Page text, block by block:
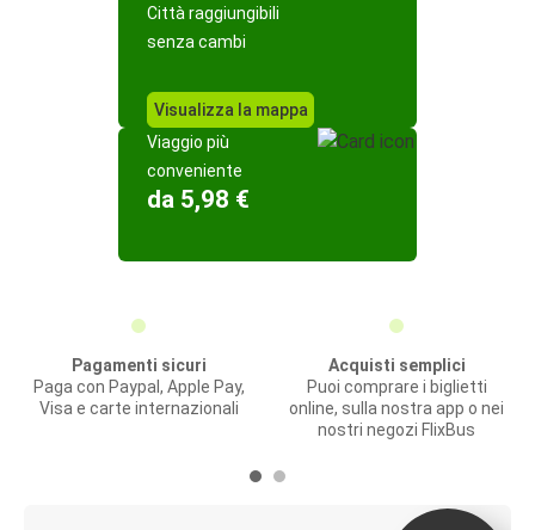
Città raggiungibili
senza cambi
Visualizza la mappa
Viaggio più
conveniente
da 5,98 €
Pagamenti sicuri
Paga con Paypal, Apple Pay,
Visa e carte internazionali
Acquisti semplici
Puoi comprare i biglietti
online, sulla nostra app o nei
nostri negozi FlixBus